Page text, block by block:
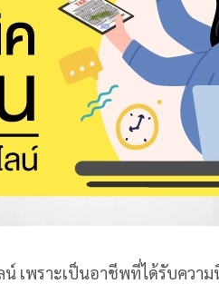
เพราะเป็นอาชีพที่ได้รับควา